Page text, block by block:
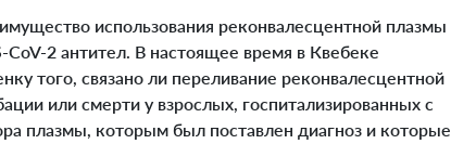
использования реконвалесцентной плазмы
2 антител. В настоящее время в Квебеке
того, связано ли переливание реконвалесцентной
или смерти у взрослых, госпитализированных с
плазмы, которым был поставлен диагноз и которые